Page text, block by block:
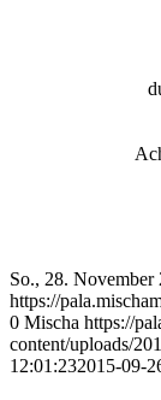
So., 28. November
https://
0 Mischa https://
content/uploads/
12:01:232015-09-